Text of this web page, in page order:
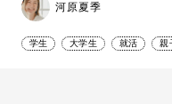
河原夏季
学生 大学生 就活 親